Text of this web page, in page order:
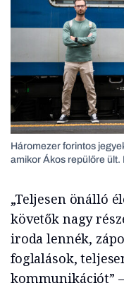
Háromezer forintos
amikor Ákos repülőre
„Teljesen önálló
követők nagy
iroda lennék,
foglalások,
kommunikációt”